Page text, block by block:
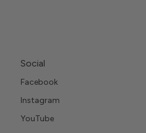
Social
Facebook
Instagram
YouTube